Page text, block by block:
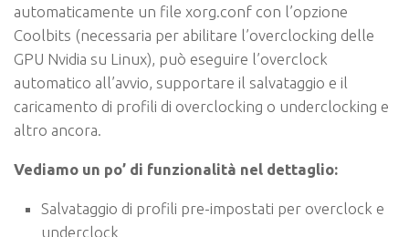
automaticamente un file xorg.conf con l’opzione
Coolbits (necessaria per abilitare l’overclocking delle
GPU Nvidia su Linux), può eseguire l’overclock
automatico all’avvio, supportare il salvataggio e il
caricamento di profili di overclocking o underclocking e
altro ancora.
Vediamo un po’ di funzionalità nel dettaglio:
Salvataggio di profili pre-impostati per overclock e
underclock